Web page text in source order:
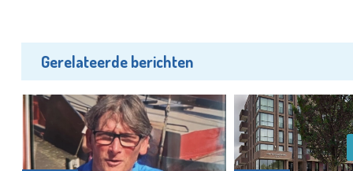
Gerelateerde berichten